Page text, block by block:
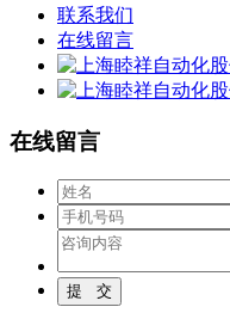
联系我们
在线留言
在线留言